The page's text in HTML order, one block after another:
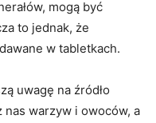
mogą być
to jednak, że
w tabletkach.
uwagę na źródło
warzyw i owoców, a